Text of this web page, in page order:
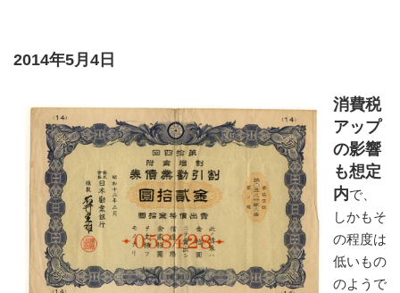
2014年5月4日
消費税
アップ
の影響
も想定
内で、
しかもそ
の程度は
低いもの
のようで